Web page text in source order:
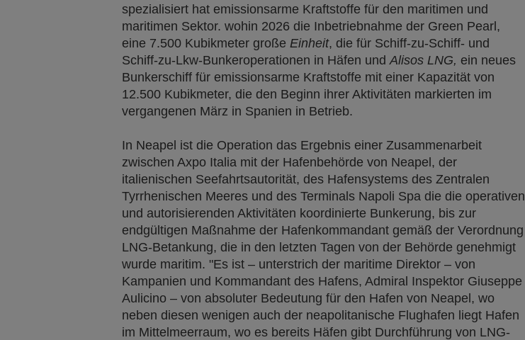
spezialisiert hat emissionsarme Kraftstoffe für den maritimen und
maritimen Sektor. wohin 2026 die Inbetriebnahme der Green Pearl,
eine 7.500 Kubikmeter große Einheit, die für Schiff-zu-Schiff- und
Schiff-zu-Lkw-Bunkeroperationen in Häfen undAlisos LNG, ein neues
Bunkerschiff für emissionsarme Kraftstoffe mit einer Kapazität von
12.500 Kubikmeter, die den Beginn ihrer Aktivitäten markierten im
vergangenen März in Spanien in Betrieb.
In Neapel ist die Operation das Ergebnis einer Zusammenarbeit
zwischen Axpo Italia mit der Hafenbehörde von Neapel, der
italienischen Seefahrtsautorität, des Hafensystems des Zentralen
Tyrrhenischen Meeres und des Terminals Napoli Spa die die operativen
und autorisierenden Aktivitäten koordinierte Bunkerung, bis zur
endgültigen Maßnahme der Hafenkommandant gemäß der Verordnung
LNG-Betankung, die in den letzten Tagen von der Behörde genehmigt
wurde maritim. "Es ist – unterstrich der maritime Direktor – von
Kampanien und Kommandant des Hafens, Admiral Inspektor Giuseppe
Aulicino – von absoluter Bedeutung für den Hafen von Neapel, wo
neben diesen wenigen auch der neapolitanische Flughafen liegt Hafen
im Mittelmeerraum, wo es bereits Häfen gibt Durchführung von LNG-